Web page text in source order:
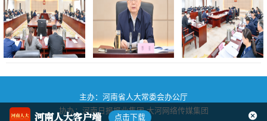
主办：河南省人大常委会办公厅
协办：河南日报报业集团大河网络传媒集团
河南人大客户端 点击下载